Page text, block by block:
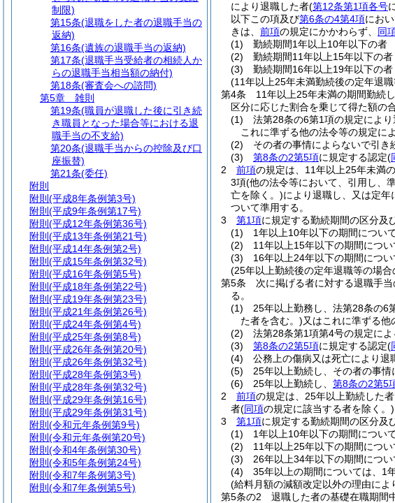
により退職した者(第12条第1項各号
以下この項及び第6条の4第4項にお
きは、 前項の規定にかかわらず、 同
(1)
勤続期間1年以上10年以下の
(2)
勤続期間11年以上15年以下の
(3)
勤続期間16年以上19年以下の
(11年以上25年未満勤続後の定年退
第4条
11年以上25年未満の期間勤続
区分に応じた割合を乗じて得た額の
(1)
法第28条の6第1項の規定によ
これに準ずる他の法令等の規定に
(2)
その者の事情によらないで引
(3)
第8条の2第5項に規定する認定(
2
前項の規定は、11年以上25年未満
3項(他の法令等において、引用し、
亡を除く。)により退職し、又は定
ついて準用する。
3
第1項に規定する勤続期間の区分及
(1)
1年以上10年以下の期間につい
(2)
11年以上15年以下の期間につ
(3)
16年以上24年以下の期間につ
(25年以上勤続後の定年退職等の場
第5条
次に掲げる者に対する退職手
る。
(1)
25年以上勤務し、法第28条の6
た者を含む。)又はこれに準ずる
(2)
法第28条第1項第4号の規定に
(3)
第8条の2第5項に規定する認定(
(4)
公務上の傷病又は死亡により退
(5)
25年以上勤続し、その者の事
(6)
25年以上勤続し、 第8条の2第5
2
前項の規定は、25年以上勤続した
者(同項の規定に該当する者を除く。)
3
第1項に規定する勤続期間の区分及
(1)
1年以上10年以下の期間につい
(2)
11年以上25年以下の期間につ
(3)
26年以上34年以下の期間につ
(4)
35年以上の期間については、1
(給料月額の減額改定以外の理由に
第5条の2
退職した者の基礎在職期間
制限)
第15条(退職をした者の退職手当の
返納)
第16条(遺族の退職手当の返納)
第17条(退職手当受給者の相続人か
らの退職手当相当額の納付)
第18条(審査会への諮問)
第5章
雑則
第19条(職員が退職した後に引き続
き職員となった場合等における退
職手当の不支給)
第20条(退職手当からの控除及び口
座振替)
第21条(委任)
附則
附則 (平成8年条例第3号)
附則 (平成9年条例第17号)
附則 (平成12年条例第36号)
附則 (平成13年条例第21号)
附則 (平成14年条例第2号)
附則 (平成15年条例第32号)
附則 (平成16年条例第5号)
附則 (平成18年条例第22号)
附則 (平成19年条例第23号)
附則 (平成21年条例第26号)
附則 (平成24年条例第4号)
附則 (平成25年条例第8号)
附則 (平成26年条例第20号)
附則 (平成26年条例第32号)
附則 (平成28年条例第3号)
附則 (平成28年条例第32号)
附則 (平成29年条例第16号)
附則 (平成29年条例第31号)
附則 (令和元年条例第9号)
附則 (令和元年条例第20号)
附則 (令和4年条例第30号)
附則 (令和5年条例第24号)
附則 (令和7年条例第3号)
附則 (令和7年条例第5号)